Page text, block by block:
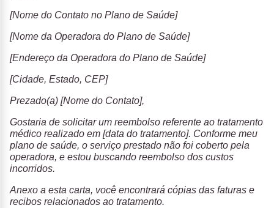
[Nome do Contato no Plano de Saúde]
[Nome da Operadora do Plano de Saúde]
[Endereço da Operadora do Plano de Saúde]
[Cidade, Estado, CEP]
Prezado(a) [Nome do Contato],
Gostaria de solicitar um reembolso referente ao tratamento
médico realizado em [data do tratamento]. Conforme meu
plano de saúde, o serviço prestado não foi coberto pela
operadora, e estou buscando reembolso dos custos
incorridos.
Anexo a esta carta, você encontrará cópias das faturas e
recibos relacionados ao tratamento.